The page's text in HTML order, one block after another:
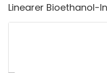
Linearer Bioethanol-